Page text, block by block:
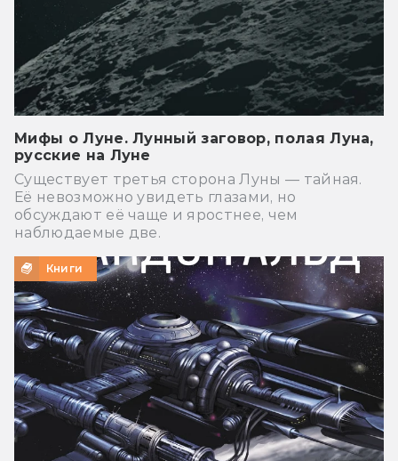
Мифы о Луне. Лунный заговор, полая Луна,
русские на Луне
Существует третья сторона Луны — тайная.
Её невозможно увидеть глазами, но
обсуждают её чаще и яростнее, чем
наблюдаемые две.
Книги